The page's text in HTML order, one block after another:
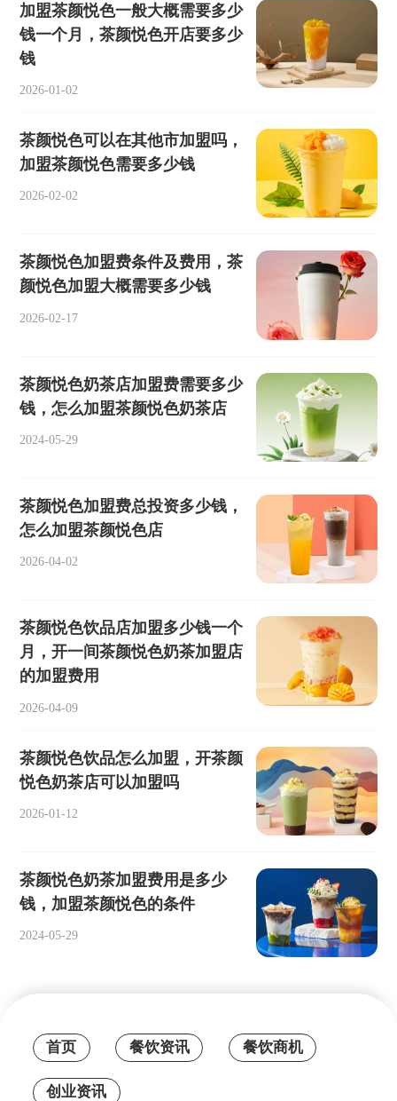
加盟茶颜悦色一般大概需要多少
钱一个月，茶颜悦色开店要多少
钱
2026-01-02
茶颜悦色可以在其他市加盟吗，
加盟茶颜悦色需要多少钱
2026-02-02
茶颜悦色加盟费条件及费用，茶
颜悦色加盟大概需要多少钱
2026-02-17
茶颜悦色奶茶店加盟费需要多少
钱，怎么加盟茶颜悦色奶茶店
2024-05-29
茶颜悦色加盟费总投资多少钱，
怎么加盟茶颜悦色店
2026-04-02
茶颜悦色饮品店加盟多少钱一个
月，开一间茶颜悦色奶茶加盟店
的加盟费用
2026-04-09
茶颜悦色饮品怎么加盟，开茶颜
悦色奶茶店可以加盟吗
2026-01-12
茶颜悦色奶茶加盟费用是多少
钱，加盟茶颜悦色的条件
2024-05-29
首页 餐饮资讯 餐饮商机
创业资讯